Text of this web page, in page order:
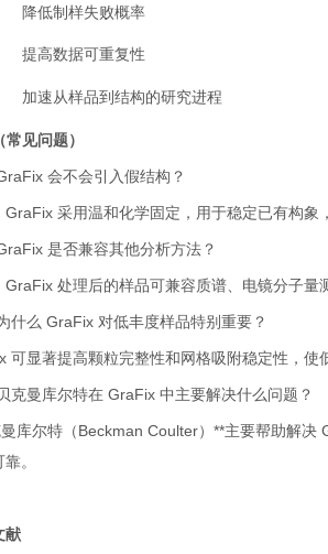
降低制样失败概率
提高数据可重复性
加速从样品到结构的研究进程
（常见问题）
会不会引入假结构？
GraFix 采用温和化学固定，用于稳定已有构象
是否兼容其他分析方法？
GraFix 处理后的样品可兼容质谱、电镜分子量
什么 GraFix 对低丰度样品特别重要？
可显著提高颗粒完整性和网格吸附稳定性，使
克曼库尔特在 GraFix 中主要解决什么问题？
库尔特（Beckman Coulter） **主要帮助解决
。
献